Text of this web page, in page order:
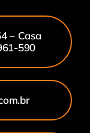
– Casa
590